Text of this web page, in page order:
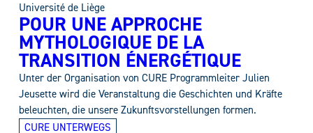
Université de Liège
POUR UNE APPROCHE
MYTHOLOGIQUE DE LA
TRANSITION ÉNERGÉTIQUE
Unter der Organisation von CURE Programmleiter Julien
Jeusette wird die Veranstaltung die Geschichten und Kräfte
beleuchten, die unsere Zukunftsvorstellungen formen.
CURE UNTERWEGS